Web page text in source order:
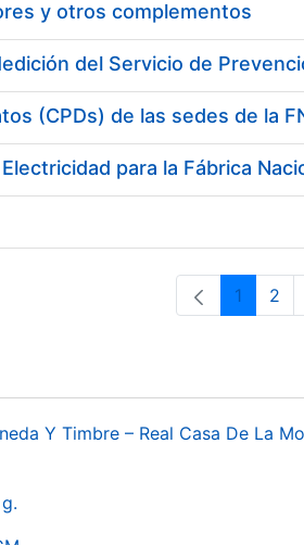
y otros complementos
Páxina
1 2
Y Timbre – Real Casa De La